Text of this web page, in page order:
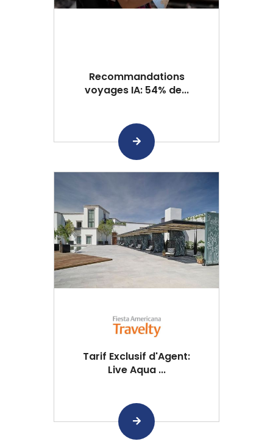
Recommandations
voyages IA: 54% de...
Tarif Exclusif d'Agent:
Live Aqua ...